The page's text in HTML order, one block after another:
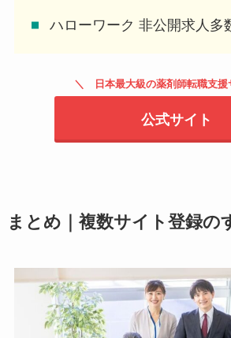
ハローワーク 非公開求人多
日本最大級の薬剤師転職支援
公式サイト
まとめ｜複数サイト登録の